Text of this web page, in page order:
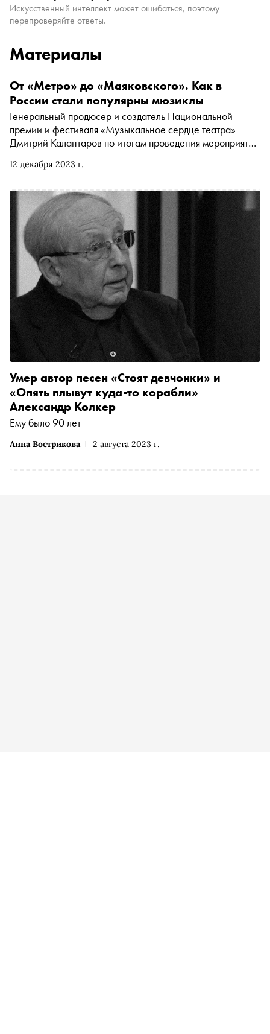
Искусственный интеллект может ошибаться, поэтому
перепроверяйте ответы.
Материалы
12 декабря 2023 г.
От «Метро» до «Маяковского». Как в
России стали популярны мюзиклы
Генеральный продюсер и создатель Национальной
премии и фестиваля «Музыкальное сердце театра»
Дмитрий Калантаров по итогам проведения мероприятия,
рассказал о том, как за 15 лет в России произошло
отечественные
Анна Вострикова 2 августа 2023 г.
Умер автор песен «Стоят девчонки» и
«Опять плывут куда-то корабли»
Александр Колкер
Ему было 90 лет